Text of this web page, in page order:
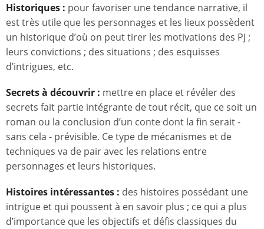
Historiques : pour favoriser une tendance narrative, il
est très utile que les personnages et les lieux possèdent
un historique d’où on peut tirer les motivations des PJ ;
leurs convictions ; des situations ; des esquisses
d’intrigues, etc.
Secrets à découvrir : mettre en place et révéler des
secrets fait partie intégrante de tout récit, que ce soit un
roman ou la conclusion d’un conte dont la fin serait -
sans cela - prévisible. Ce type de mécanismes et de
techniques va de pair avec les relations entre
personnages et leurs historiques.
Histoires intéressantes : des histoires possédant une
intrigue et qui poussent à en savoir plus ; ce qui a plus
d’importance que les objectifs et défis classiques du